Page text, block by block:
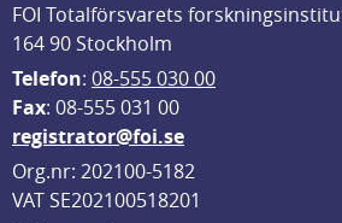
FOI Totalförsvarets
164 90 Stockholm
Telefon: 08-555 030 00
Fax: 08-555 031 00
registrator@foi.se
Org.nr: 202100-5182
VAT SE202100518201